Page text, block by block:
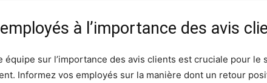
à l’importance des avis
équipe sur l’importance des avis clients est cruciale pour le
Informez vos employés sur la manière dont un retour